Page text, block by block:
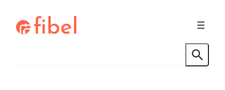
innhold